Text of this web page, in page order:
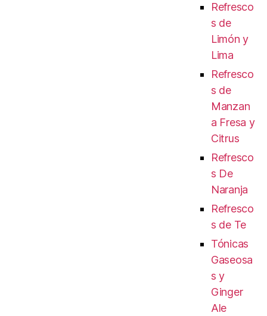
Refresco
s de
Limón y
Lima
Refresco
s de
Manzan
a Fresa y
Citrus
Refresco
s De
Naranja
Refresco
s de Te
Tónicas
Gaseosa
s y
Ginger
Ale